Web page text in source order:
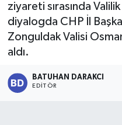
ziyareti sırasında
diyalogda CHP İl
Zonguldak Valisi
aldı.
BATUHAN DARAKCI
EDITÖR
Gökçebey
Karabük
Haber Arşivi